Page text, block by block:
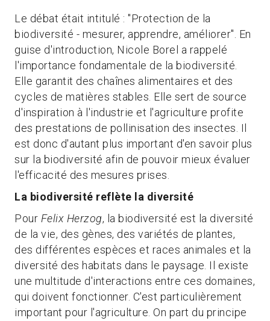
Le débat était intitulé : "Protection de la
biodiversité - mesurer, apprendre, améliorer". En
guise d'introduction, Nicole Borel a rappelé
l'importance fondamentale de la biodiversité.
Elle garantit des chaînes alimentaires et des
cycles de matières stables. Elle sert de source
d'inspiration à l'industrie et l'agriculture profite
des prestations de pollinisation des insectes. Il
est donc d'autant plus important d'en savoir plus
sur la biodiversité afin de pouvoir mieux évaluer
l'efficacité des mesures prises.
La biodiversité reflète la diversité
Pour Felix Herzog, la biodiversité est la diversité
de la vie, des gènes, des variétés de plantes,
des différentes espèces et races animales et la
diversité des habitats dans le paysage. Il existe
une multitude d'interactions entre ces domaines,
qui doivent fonctionner. C'est particulièrement
important pour l'agriculture. On part du principe